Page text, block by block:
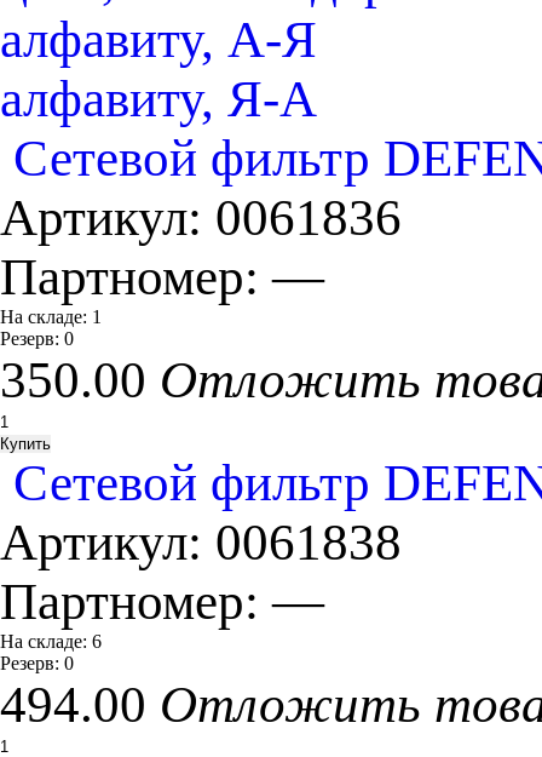
алфавиту, А-Я
алфавиту, Я-А
Сетевой фильтр
Артикул: 0061836
Партномер:—
На складе: 1
Резерв: 0
350.00 Отложить
Сетевой фильтр
Артикул: 0061838
Партномер:—
На складе: 6
Резерв: 0
494.00 Отложить